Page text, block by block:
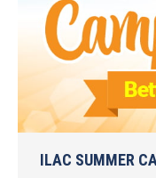
ILAC SUMMER